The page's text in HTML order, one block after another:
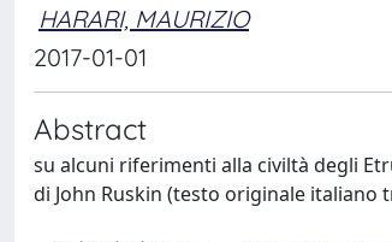
HARARI, MAURIZIO
2017-01-01
Abstract
su alcuni riferimenti alla civiltà degli
di John Ruskin (testo originale italiano